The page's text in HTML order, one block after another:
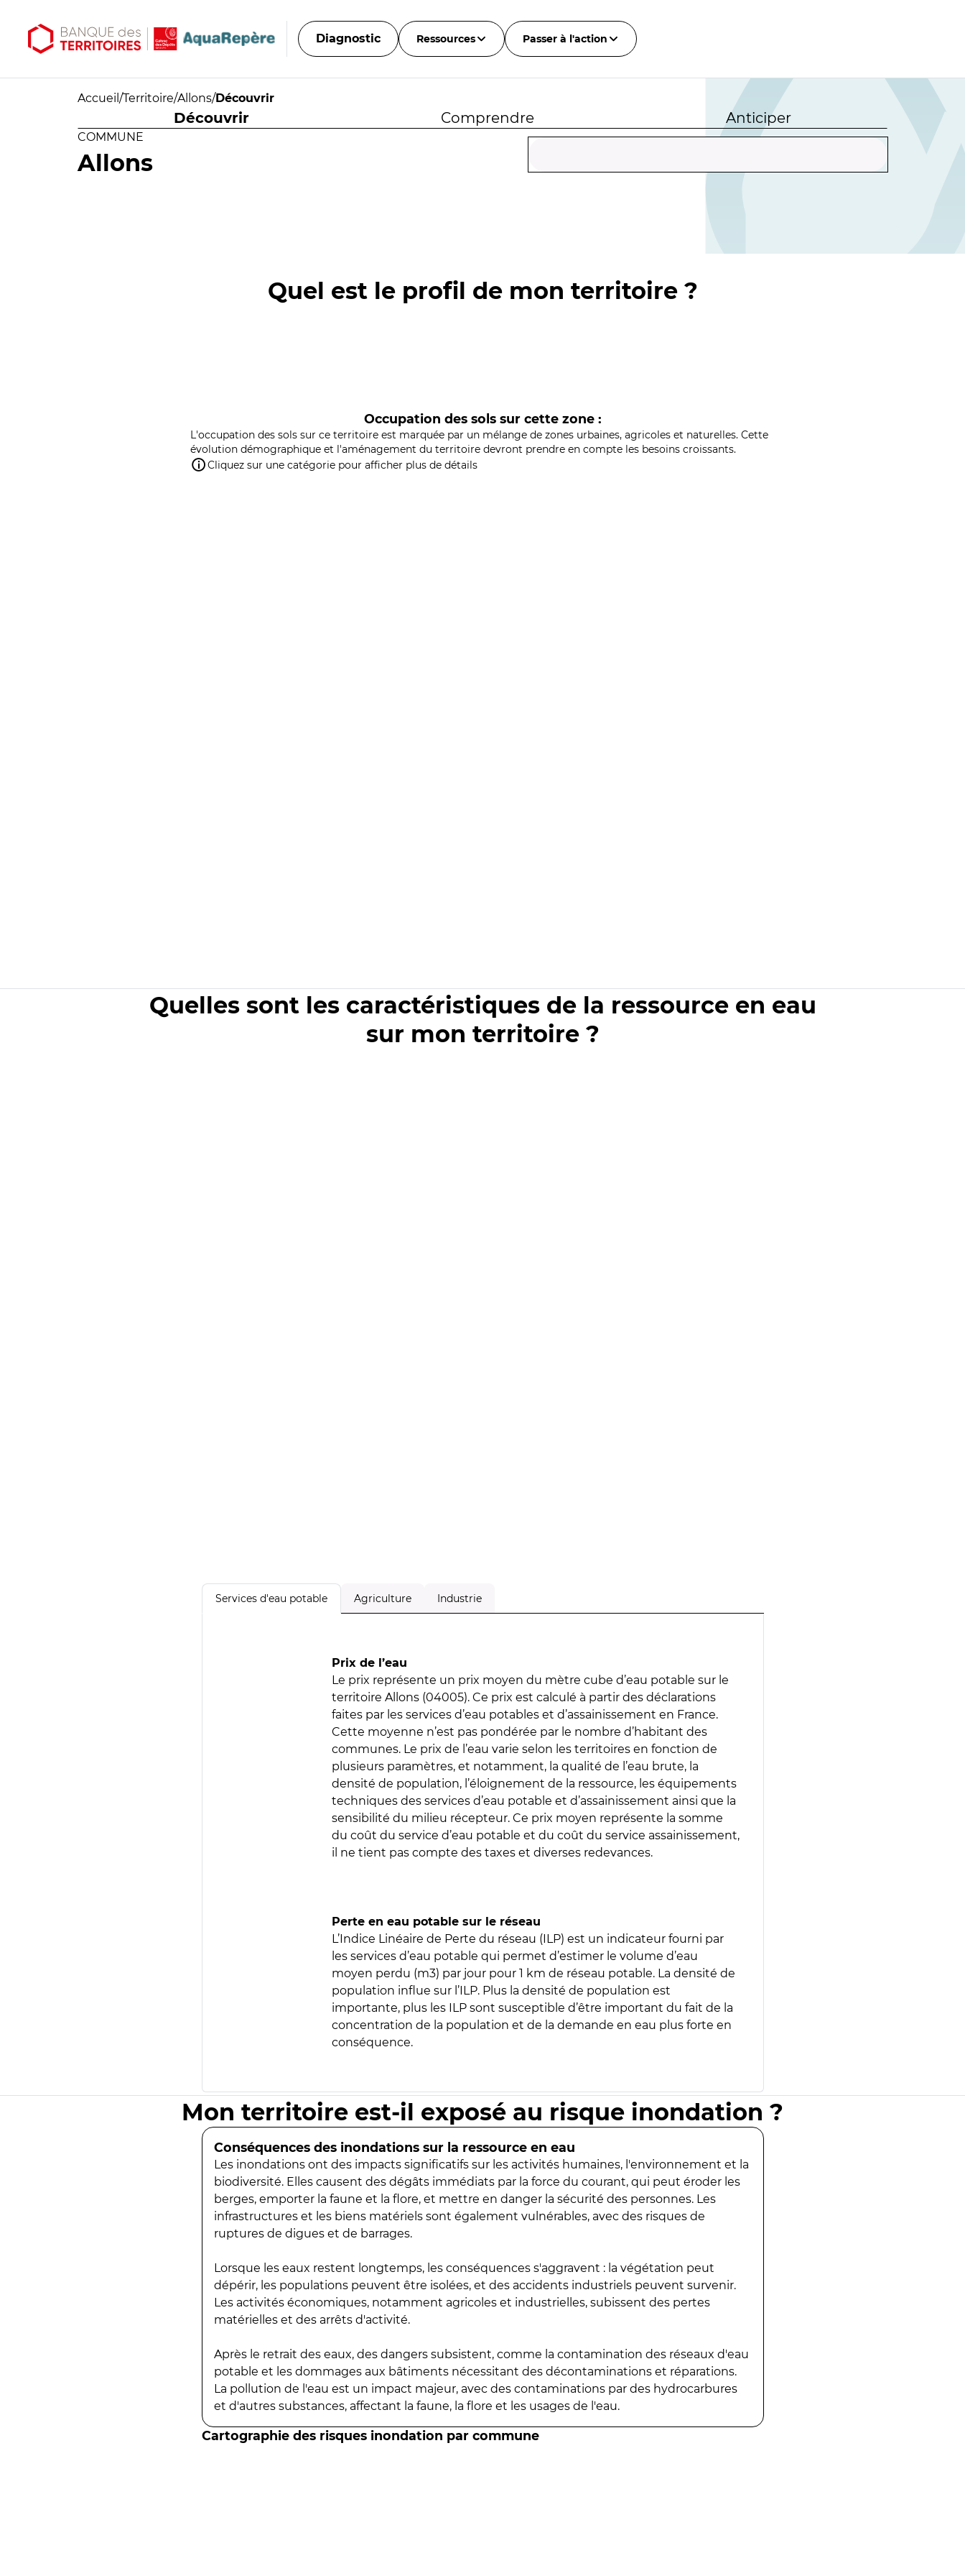
Diagnostic Ressources Passer à l'action
Accueil /Territoire/Allons/Découvrir
Découvrir Comprendre Anticiper
COMMUNE
Allons
Quel est le profil de mon territoire ?
Occupation des sols sur cette zone :
L'occupation des sols sur ce territoire est marquée par un mélange de zones urbaines, agricoles et naturelles. Cette
évolution démographique et l'aménagement du territoire devront prendre en compte les besoins croissants.
Cliquez sur une catégorie pour afficher plus de détails
Quelles sont les caractéristiques de la ressource en eau
sur mon territoire ?
Services d'eau potable Agriculture Industrie
Prix de l’eau
Le prix représente un prix moyen du mètre cube d’eau potable sur le
territoire Allons (04005). Ce prix est calculé à partir des déclarations
faites par les services d’eau potables et d’assainissement en France.
Cette moyenne n’est pas pondérée par le nombre d’habitant des
communes. Le prix de l’eau varie selon les territoires en fonction de
plusieurs paramètres, et notamment, la qualité de l’eau brute, la
densité de population, l’éloignement de la ressource, les équipements
techniques des services d’eau potable et d’assainissement ainsi que la
sensibilité du milieu récepteur. Ce prix moyen représente la somme
du coût du service d’eau potable et du coût du service assainissement,
il ne tient pas compte des taxes et diverses redevances.
Perte en eau potable sur le réseau
L’Indice Linéaire de Perte du réseau (ILP) est un indicateur fourni par
les services d’eau potable qui permet d’estimer le volume d’eau
moyen perdu (m3) par jour pour 1 km de réseau potable. La densité de
population influe sur l’ILP. Plus la densité de population est
importante, plus les ILP sont susceptible d’être important du fait de la
concentration de la population et de la demande en eau plus forte en
conséquence.
Mon territoire est-il exposé au risque inondation ?
Conséquences des inondations sur la ressource en eau
Les inondations ont des impacts significatifs sur les activités humaines, l'environnement et la
biodiversité. Elles causent des dégâts immédiats par la force du courant, qui peut éroder les
berges, emporter la faune et la flore, et mettre en danger la sécurité des personnes. Les
infrastructures et les biens matériels sont également vulnérables, avec des risques de
ruptures de digues et de barrages.
Lorsque les eaux restent longtemps, les conséquences s'aggravent : la végétation peut
dépérir, les populations peuvent être isolées, et des accidents industriels peuvent survenir.
Les activités économiques, notamment agricoles et industrielles, subissent des pertes
matérielles et des arrêts d'activité.
Après le retrait des eaux, des dangers subsistent, comme la contamination des réseaux d'eau
potable et les dommages aux bâtiments nécessitant des décontaminations et réparations.
La pollution de l'eau est un impact majeur, avec des contaminations par des hydrocarbures
et d'autres substances, affectant la faune, la flore et les usages de l'eau.
Cartographie des risques inondation par commune